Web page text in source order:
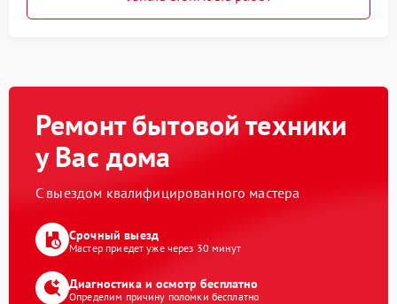
Ремонт бытовой техники
у Вас дома
С выездом квалифицированного мастера
Срочный выезд
Мастер приедет уже через 30 минут
Диагностика и осмотр бесплатно
Определим причину поломки бесплатно